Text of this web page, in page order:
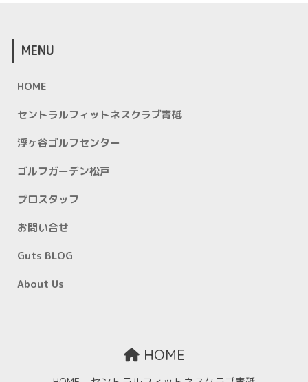
MENU
HOME
セントラルフィットネスクラブ青砥
浮ヶ谷ゴルフセンター
ゴルフガーデン松戸
プロスタッフ
お問い合せ
Guts BLOG
About Us
HOME